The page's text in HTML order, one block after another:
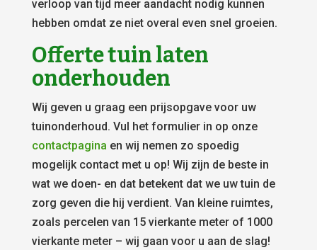
verloop van tijd meer aandacht nodig kunnen
hebben omdat ze niet overal even snel groeien.
Offerte tuin laten
onderhouden
Wij geven u graag een prijsopgave voor uw
tuinonderhoud. Vul het formulier in op onze
contactpagina en wij nemen zo spoedig
mogelijk contact met u op! Wij zijn de beste in
wat we doen- en dat betekent dat we uw tuin de
zorg geven die hij verdient. Van kleine ruimtes,
zoals percelen van 15 vierkante meter of 1000
vierkante meter – wij gaan voor u aan de slag!